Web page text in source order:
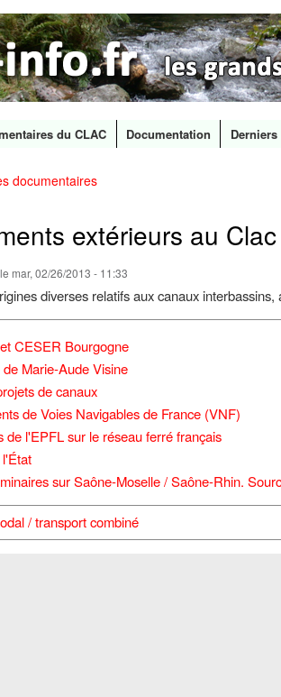
du CLAC Documentation
documentaires
extérieurs au Clac
le mar, 02/26/2013 - 11:33
diverses relatifs aux canaux
CESER Bourgogne
Marie-Aude Visine
de canaux
de Voies Navigables de France (VNF)
de l'EPFL sur le réseau ferré français
sur Saône-Moselle / Saône-Rhin.
/ transport combiné